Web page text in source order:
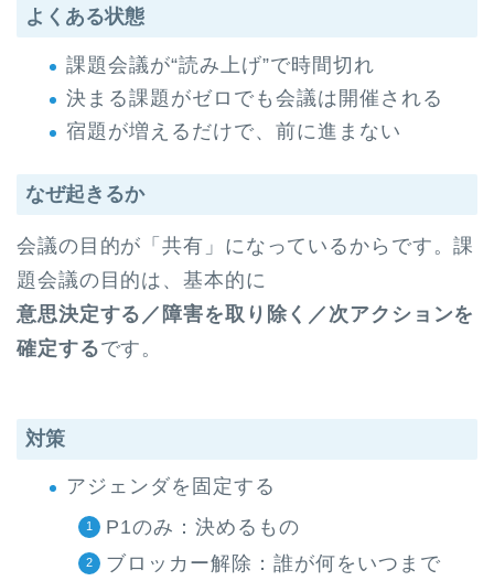
よくある状態
課題会議が“読み上げ”で時間切れ
決まる課題がゼロでも会議は開催される
宿題が増えるだけで、前に進まない
なぜ起きるか
会議の目的が「共有」になっているからです。課
題会議の目的は、基本的に
意思決定する／障害を取り除く／次アクションを
確定するです。
対策
アジェンダを固定する
P1のみ：決めるもの
ブロッカー解除：誰が何をいつまで